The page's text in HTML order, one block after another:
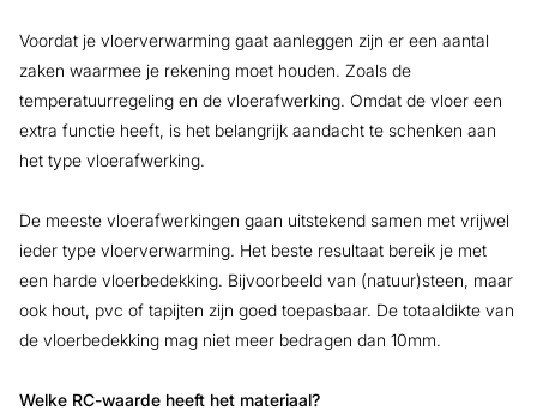
Voordat je vloerverwarming gaat aanleggen zijn er een aantal
zaken waarmee je rekening moet houden. Zoals de
temperatuurregeling en de vloerafwerking. Omdat de vloer een
extra functie heeft, is het belangrijk aandacht te schenken aan
het type vloerafwerking.
De meeste vloerafwerkingen gaan uitstekend samen met vrijwel
ieder type vloerverwarming. Het beste resultaat bereik je met
een harde vloerbedekking. Bijvoorbeeld van (natuur)steen, maar
ook hout, pvc of tapijten zijn goed toepasbaar. De totaaldikte van
de vloerbedekking mag niet meer bedragen dan 10mm.
Welke RC-waarde heeft het materiaal?